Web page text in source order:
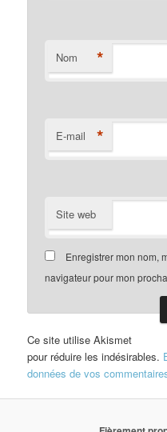
Nom *
E-mail *
Site web
Enregistrer mon nom,
navigateur pour mon
Ce site utilise Akismet
pour réduire les indésirables.
données de vos